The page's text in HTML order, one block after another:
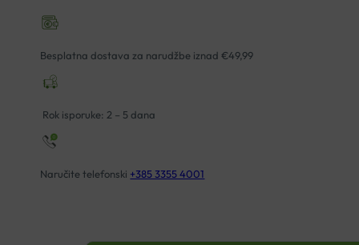
AP+
ULJE
TUŠIRANJE
količina
Besplatna dostava za narudžbe iznad €49,99
Rok isporuke: 2 – 5 dana
Naručite telefonski +385 3355 4001